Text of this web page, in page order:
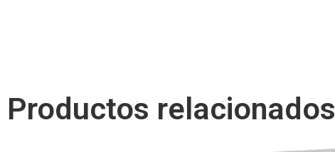
Productos relacionados